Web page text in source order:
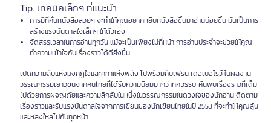
Tip. เทคนิคเล็กๆ ที่แนะนำ
การมีที่คั่นหนังสือสวยๆ จะทำให้คุณอยากหยิบหนังสือขึ้นมาอ่านบ่อยขึ้น มันเป็นการ
สร้างแรงบันดาลใจเล็กๆ ให้ตัวเอง
จัดสรรเวลาในการอ่านทุกวัน แม้จะเป็นเพียงไม่กี่หน้า การอ่านประจำจะช่วยให้คุณ
ทำความเข้าใจกับเรื่องราวได้ดียิ่งขึ้น
เปิดความลับแห่งมงกุฎใจและคทาแห่งพลัง ไปพร้อมกับเฟริน เดอเบอโรว์ ในผลงาน
วรรณกรรมเยาวชนจากคนไทยที่ได้รับความนิยมมากว่าทศวรรษ ค้นพบเรื่องราวที่เต็ม
ไปด้วยการผจญภัยและความลึกลับในหนึ่งในวรรณกรรมในดวงใจของนักอ่าน ติดตาม
เรื่องราวและรับแรงบันดาลใจจากการเขียนของนักเขียนไทยในปี 2553 ที่จะทำให้คุณลุ้น
และหลงใหลไปกับทุกหน้า